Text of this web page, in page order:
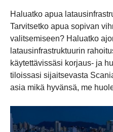
Haluatko apua
Tarvitsetko apua sopivan
valitsemiseen? Haluatko
latausinfrastruktuurin
käytettävissäsi korjaus- ja
tiloissasi sijaitsevasta
asia mikä hyvänsä, me